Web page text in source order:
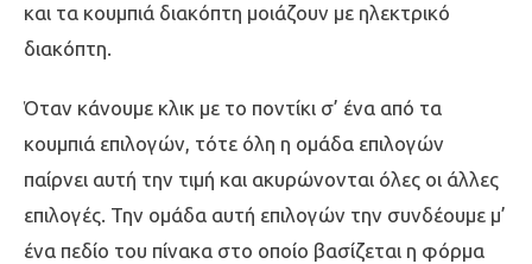
και τα κουμπιά διακόπτη μοιάζουν με ηλεκτρικό
διακόπτη.
Όταν κάνουμε κλικ με το ποντίκι σ’ ένα από τα
κουμπιά επιλογών, τότε όλη η ομάδα επιλογών
παίρνει αυτή την τιμή και ακυρώνονται όλες οι άλλες
επιλογές. Την ομάδα αυτή επιλογών την συνδέουμε μ’
ένα πεδίο του πίνακα στο οποίο βασίζεται η φόρμα